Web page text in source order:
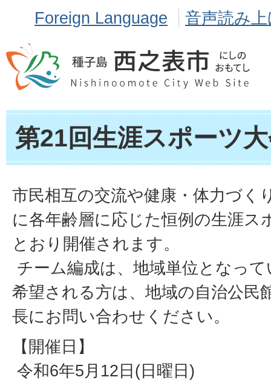
Foreign Language 音声読み
第21回生涯スポーツ
市民相互の交流や健康・体力づく
に各年齢層に応じた恒例の生涯ス
とおり開催されます。
チーム編成は、地域単位となっ
希望される方は、地域の自治公民
長にお問い合わせください。
【開催日】
令和6年5月12日(日曜日)